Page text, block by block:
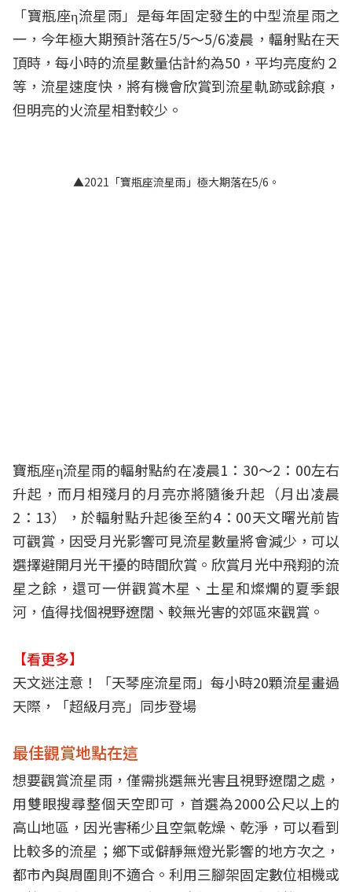
「寶瓶座η流星雨」是每年固定發生的中型流星雨之
一，今年極大期預計落在5/5～5/6凌晨，輻射點在天
頂時，每小時的流星數量估計約為50，平均亮度約２
等，流星速度快，將有機會欣賞到流星軌跡或餘痕，
但明亮的火流星相對較少。
▲2021「寶瓶座流星雨」極大期落在5/6。
寶瓶座η流星雨的輻射點約在凌晨1：30～2：00左右
升起，而月相殘月的月亮亦將隨後升起（月出凌晨
2：13），於輻射點升起後至約4：00天文曙光前皆
可觀賞，因受月光影響可見流星數量將會減少，可以
選擇避開月光干擾的時間欣賞。欣賞月光中飛翔的流
星之餘，還可一併觀賞木星、土星和燦爛的夏季銀
河，值得找個視野遼闊、較無光害的郊區來觀賞。
【看更多】
天文迷注意！「天琴座流星雨」每小時20顆流星畫過
天際，「超級月亮」同步登場
最佳觀賞地點在這
想要觀賞流星雨，僅需挑選無光害且視野遼闊之處，
用雙眼搜尋整個天空即可，首選為2000公尺以上的
高山地區，因光害稀少且空氣乾燥、乾淨，可以看到
比較多的流星；鄉下或僻靜無燈光影響的地方次之，
都市內與周圍則不適合。利用三腳架固定數位相機或